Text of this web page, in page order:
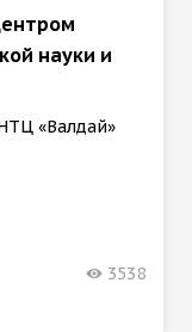
науки и
«Валдай»
3538